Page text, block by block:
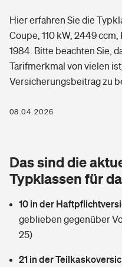
Arbeitsrechtsschutz
Zur Übersicht
Tools
Wer versichert was: Jetzt
Sie haben Fragen?
Hausratversicherung
Glasversicherung
Mietkautionsversicherung
Restkreditversicherung
Freizeit
Pri­vate Haft­pflicht­
Kinderunfall­ver­si­che­rung
Kinderinvalidität
Gesundheit
Private Krankenversicherung
Dread-Disease-Versicherung
Tierkrankenversicherung
Zur Übersicht
Hier erfahren Sie die
Coupe, 110 kW, 2449
1984. Bitte beachten Sie,
Tarifmerkmal von vielen
Versicherungsbeitrag zu
08.04.2026
Das sind die
Typklassen für
10 in der
geblieben gegenüber
25)
21 in der